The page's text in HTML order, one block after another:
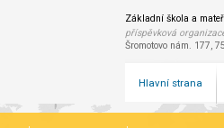
Základní škola a
příspěvková
Šromotovo nám. 177,
Hlavní strana